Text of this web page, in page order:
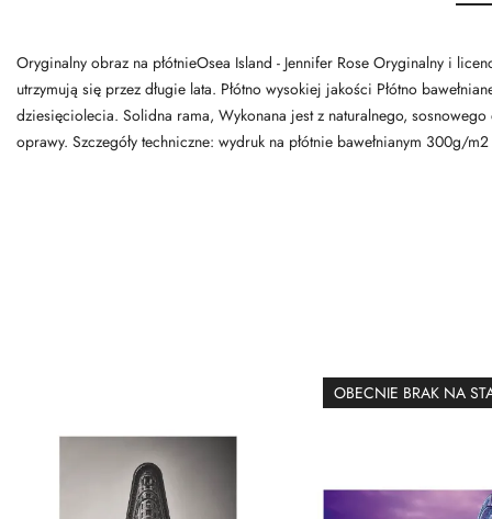
Oryginalny obraz na płótnieOsea Island - Jennifer Rose Oryginalny i
utrzymują się przez długie lata. Płótno wysokiej jakości Płótno
dziesięciolecia. Solidna rama, Wykonana jest z naturalnego,
oprawy. Szczegóły techniczne: wydruk na płótnie bawełnianym
OBECNIE BRAK NA